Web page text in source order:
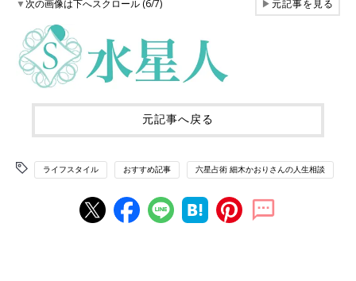
▼次の画像は下へスクロール (6/7) ▶元記事を見る
元記事へ戻る
ライフスタイル おすすめ記事 六星占術 細木かおりさんの人生相談